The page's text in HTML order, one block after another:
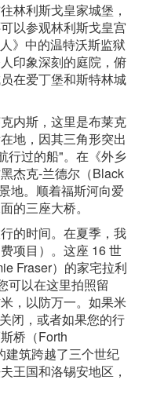
林利斯戈皇家城堡，
以参观林利斯戈皇宫
》中的温特沃斯监狱
印象深刻的庭院，俯
在爱丁堡和斯特林城
内斯，这里是布莱克
地，因其三角形突出
行过的船"。在《外乡
杰克-兰德尔（Black
地。顺着福斯河向爱
的三座大桥。
的时间。在夏季，我
项目）。这座 16 世
Fraser）的家宅拉利
可以在这里拍照留
，以防万一。如果米
闭，或者如果您的行
桥（Forth
建筑跨越了三个世纪
王国和洛锡安地区，